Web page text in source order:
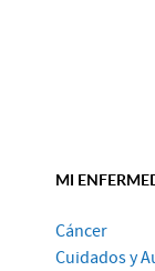
MI
Cáncer
Cuidados y